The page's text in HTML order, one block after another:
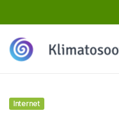
Internet